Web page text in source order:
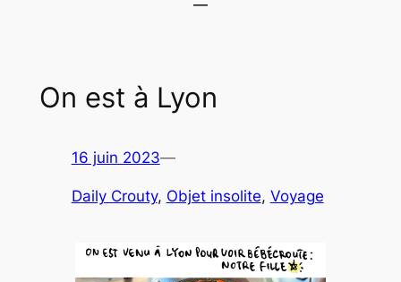
On est à Lyon
16 juin 2023—
Daily Crouty, Objet insolite, Voyage